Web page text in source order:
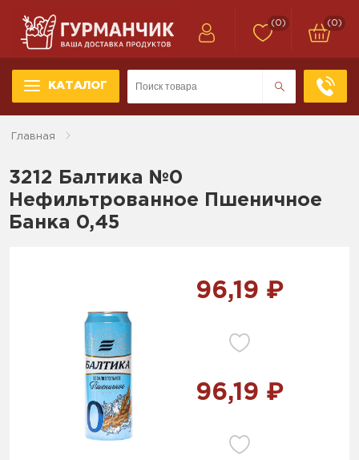
КАТАЛОГ
(0) (0)
Главная
3212 Балтика №0
Нефильтрованное Пшеничное
Банка 0,45
96,19 ₽
96,19 ₽